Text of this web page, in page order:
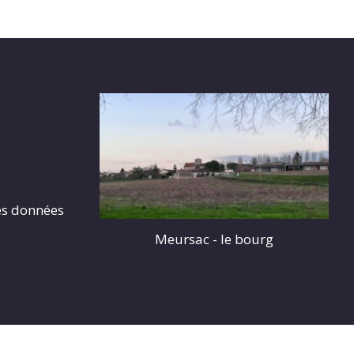
données
Meursac - le bourg